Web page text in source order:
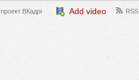
ВКадрі Add video RSS